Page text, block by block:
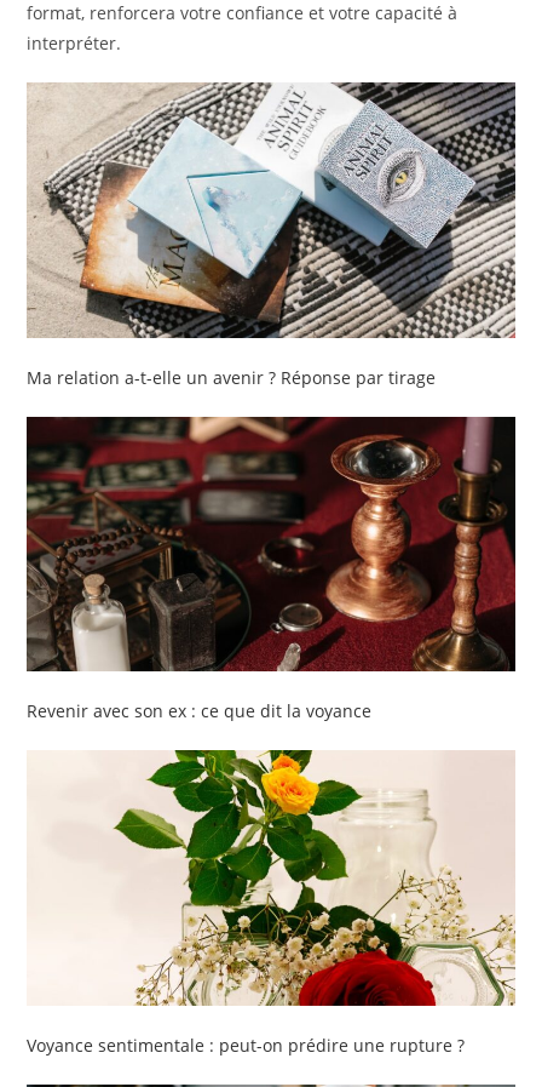
format, renforcera votre confiance et votre capacité à
interpréter.
Ma relation a-t-elle un avenir ? Réponse par tirage
Revenir avec son ex : ce que dit la voyance
Voyance sentimentale : peut-on prédire une rupture ?